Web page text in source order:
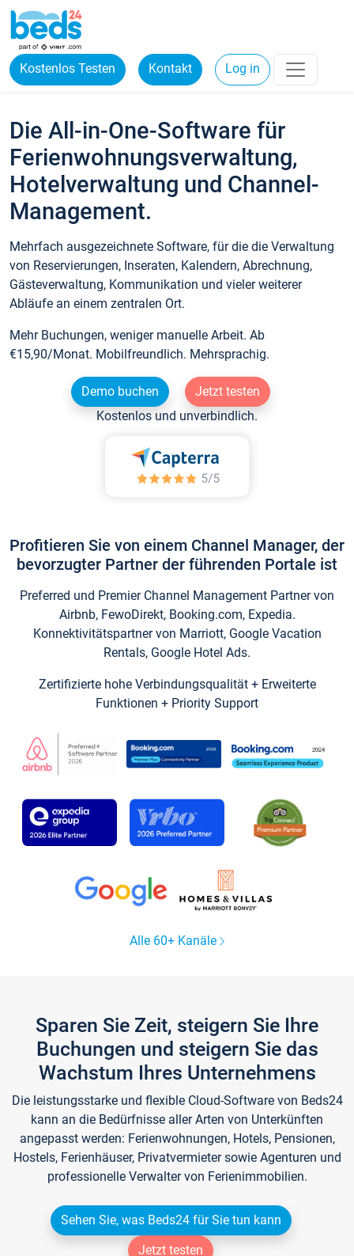
Kostenlos Testen Kontakt Log in
Die All-in-One-Software für
Ferienwohnungsverwaltung,
Hotelverwaltung und Channel-
Management.
Mehrfach ausgezeichnete Software, für die die Verwaltung
von Reservierungen, Inseraten, Kalendern, Abrechnung,
Gästeverwaltung, Kommunikation und vieler weiterer
Abläufe an einem zentralen Ort.
Mehr Buchungen, weniger manuelle Arbeit. Ab
€15,90/Monat. Mobilfreundlich. Mehrsprachig.
Demo buchen
Jetzt testen
Kostenlos und unverbindlich.
Profitieren Sie von einem Channel Manager, der
bevorzugter Partner der führenden Portale ist
Preferred und Premier Channel Management Partner von
Airbnb, FewoDirekt, Booking.com, Expedia.
Konnektivitätspartner von Marriott, Google Vacation
Rentals, Google Hotel Ads.
Zertifizierte hohe Verbindungsqualität + Erweiterte
Funktionen + Priority Support
Alle 60+ Kanäle
Sparen Sie Zeit, steigern Sie Ihre
Buchungen und steigern Sie das
Wachstum Ihres Unternehmens
Die leistungsstarke und flexible Cloud-Software von Beds24
kann an die Bedürfnisse aller Arten von Unterkünften
angepasst werden: Ferienwohnungen, Hotels, Pensionen,
Hostels, Ferienhäuser, Privatvermieter sowie Agenturen und
professionelle Verwalter von Ferienimmobilien.
Sehen Sie, was Beds24 für Sie tun kann
Jetzt testen